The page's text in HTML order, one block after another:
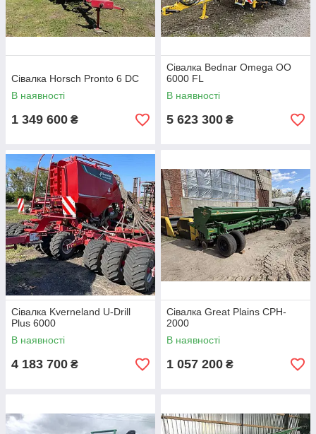
Сівалка Horsch Pronto 6 DC
В наявності
1 349 600 ₴
Сівалка Bednar Omega OO
6000 FL
В наявності
5 623 300 ₴
Сівалка Kverneland U-Drill
Plus 6000
В наявності
4 183 700 ₴
Сівалка Great Plains CPH-
2000
В наявності
1 057 200 ₴